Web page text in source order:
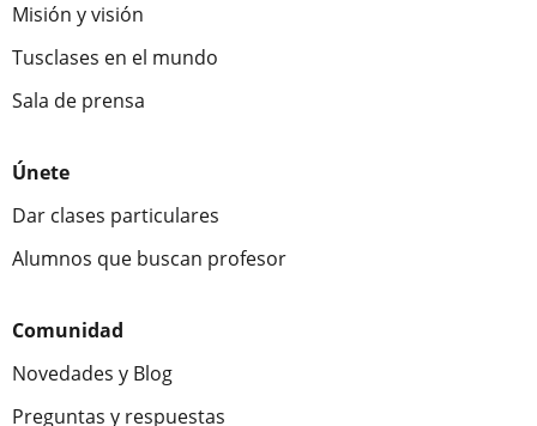
Misión y visión
Tusclases en el mundo
Sala de prensa
Únete
Dar clases particulares
Alumnos que buscan profesor
Comunidad
Novedades y Blog
Preguntas y respuestas